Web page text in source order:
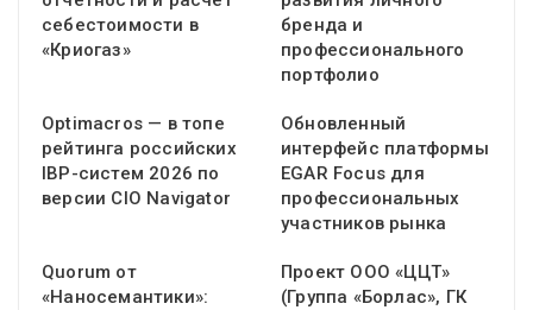
себестоимости в
«Криогаз»
бренда и
профессионального
портфолио
Optimacros — в топе
рейтинга российских
IBP-систем 2026 по
версии CIO Navigator
Обновленный
интерфейс платформы
EGAR Focus для
профессиональных
участников рынка
Quorum от
«Наносемантики»:
Проект ООО «ЦЦТ»
(Группа «Борлас», ГК